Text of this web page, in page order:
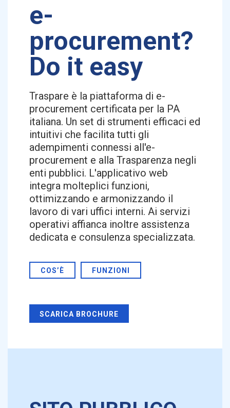
e-
procurement?
Do it easy
Traspare è la piattaforma di e-
procurement certificata per la PA
italiana. Un set di strumenti efficaci ed
intuitivi che facilita tutti gli
adempimenti connessi all'e-
procurement e alla Trasparenza negli
enti pubblici. L'applicativo web
integra molteplici funzioni,
ottimizzando e armonizzando il
lavoro di vari uffici interni. Ai servizi
operativi affianca inoltre assistenza
dedicata e consulenza specializzata.
COS’È FUNZIONI
SCARICA BROCHURE